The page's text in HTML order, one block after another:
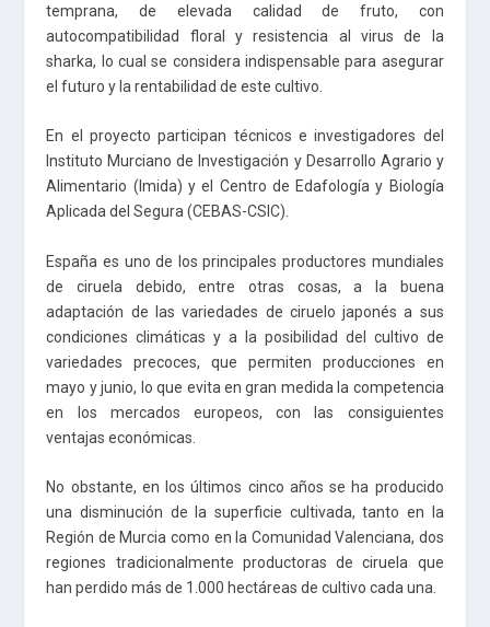
temprana, de elevada calidad de fruto, con
autocompatibilidad floral y resistencia al virus de la
sharka, lo cual se considera indispensable para asegurar
el futuro y la rentabilidad de este cultivo.
En el proyecto participan técnicos e investigadores del
Instituto Murciano de Investigación y Desarrollo Agrario y
Alimentario (Imida) y el Centro de Edafología y Biología
Aplicada del Segura (CEBAS-CSIC).
España es uno de los principales productores mundiales
de ciruela debido, entre otras cosas, a la buena
adaptación de las variedades de ciruelo japonés a sus
condiciones climáticas y a la posibilidad del cultivo de
variedades precoces, que permiten producciones en
mayo y junio, lo que evita en gran medida la competencia
en los mercados europeos, con las consiguientes
ventajas económicas.
No obstante, en los últimos cinco años se ha producido
una disminución de la superficie cultivada, tanto en la
Región de Murcia como en la Comunidad Valenciana, dos
regiones tradicionalmente productoras de ciruela que
han perdido más de 1.000 hectáreas de cultivo cada una.